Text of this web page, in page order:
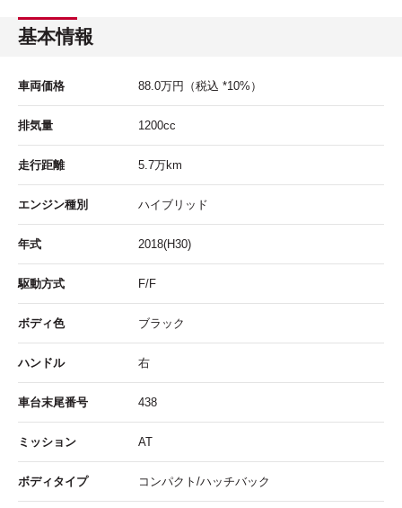
基本情報
車両価格 88.0万円 （税込 *10%）
排気量 1200cc
走行距離 5.7万km
エンジン種別 ハイブリッド
年式 2018(H30)
駆動方式 F/F
ボディ色 ブラック
ハンドル 右
車台末尾番号 438
ミッション AT
ボディタイプ コンパクト/ハッチバック